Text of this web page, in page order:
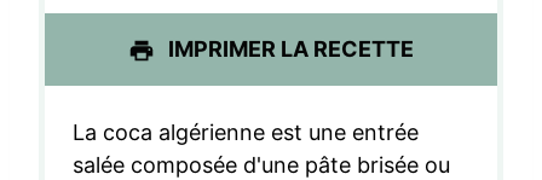
s
s
s
s
IMPRIMER LA RECETTE
La coca algérienne est une entrée
salée composée d'une pâte brisée ou